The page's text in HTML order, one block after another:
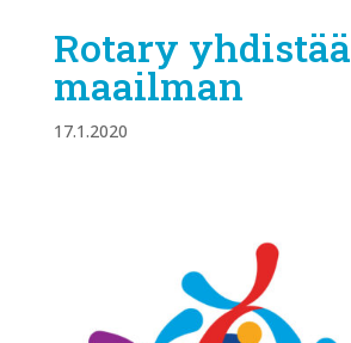
Rotary yhdistää
maailman
17.1.2020